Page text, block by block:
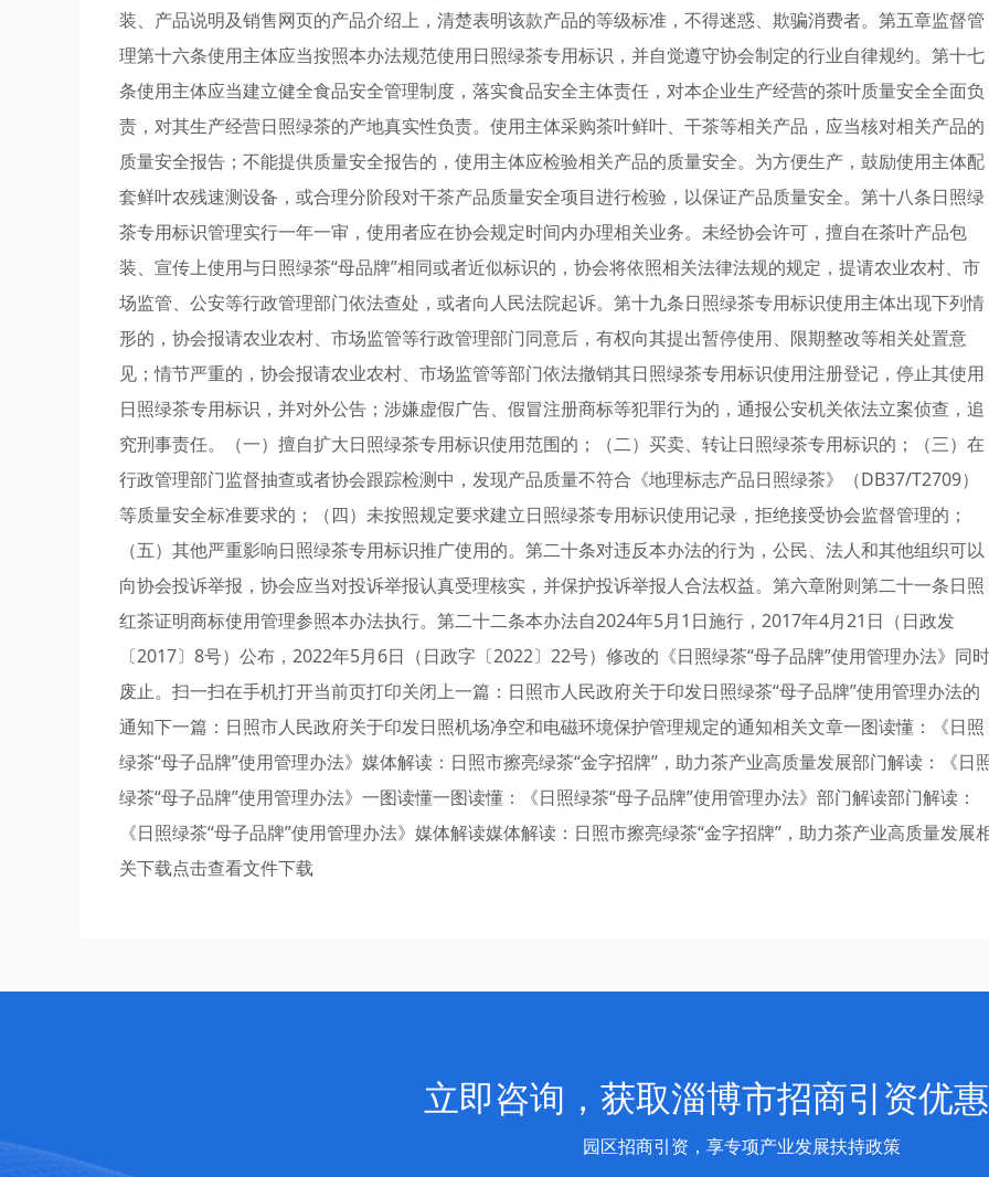
装、产品说明及销售网页的产品介绍上，清楚表明该款产品的等级标准，不得迷惑、欺骗消费者。第五章监督管
理第十六条使用主体应当按照本办法规范使用日照绿茶专用标识，并自觉遵守协会制定的行业自律规约。第十七
条使用主体应当建立健全食品安全管理制度，落实食品安全主体责任，对本企业生产经营的茶叶质量安全全面负
责，对其生产经营日照绿茶的产地真实性负责。使用主体采购茶叶鲜叶、干茶等相关产品，应当核对相关产品的
质量安全报告；不能提供质量安全报告的，使用主体应检验相关产品的质量安全。为方便生产，鼓励使用主体配
套鲜叶农残速测设备，或合理分阶段对干茶产品质量安全项目进行检验，以保证产品质量安全。第十八条日照绿
茶专用标识管理实行一年一审，使用者应在协会规定时间内办理相关业务。未经协会许可，擅自在茶叶产品包
装、宣传上使用与日照绿茶“母品牌”相同或者近似标识的，协会将依照相关法律法规的规定，提请农业农村、市
场监管、公安等行政管理部门依法查处，或者向人民法院起诉。第十九条日照绿茶专用标识使用主体出现下列情
形的，协会报请农业农村、市场监管等行政管理部门同意后，有权向其提出暂停使用、限期整改等相关处置意
见；情节严重的，协会报请农业农村、市场监管等部门依法撤销其日照绿茶专用标识使用注册登记，停止其使用
日照绿茶专用标识，并对外公告；涉嫌虚假广告、假冒注册商标等犯罪行为的，通报公安机关依法立案侦查，追
究刑事责任。（一）擅自扩大日照绿茶专用标识使用范围的；（二）买卖、转让日照绿茶专用标识的；（三）在
行政管理部门监督抽查或者协会跟踪检测中，发现产品质量不符合《地理标志产品日照绿茶》（DB37/T2709）
等质量安全标准要求的；（四）未按照规定要求建立日照绿茶专用标识使用记录，拒绝接受协会监督管理的；
（五）其他严重影响日照绿茶专用标识推广使用的。第二十条对违反本办法的行为，公民、法人和其他组织可以
向协会投诉举报，协会应当对投诉举报认真受理核实，并保护投诉举报人合法权益。第六章附则第二十一条日照
红茶证明商标使用管理参照本办法执行。第二十二条本办法自2024年5月1日施行，2017年4月21日（日政发
〔2017〕8号）公布，2022年5月6日（日政字〔2022〕22号）修改的《日照绿茶“母子品牌”使用管理办法》同时
废止。扫一扫在手机打开当前页打印关闭上一篇：日照市人民政府关于印发日照绿茶“母子品牌”使用管理办法的
通知下一篇：日照市人民政府关于印发日照机场净空和电磁环境保护管理规定的通知相关文章一图读懂：《日照
绿茶“母子品牌”使用管理办法》媒体解读：日照市擦亮绿茶“金字招牌”，助力茶产业高质量发展部门解读：《日
绿茶“母子品牌”使用管理办法》一图读懂一图读懂：《日照绿茶“母子品牌”使用管理办法》部门解读部门解读：
《日照绿茶“母子品牌”使用管理办法》媒体解读媒体解读：日照市擦亮绿茶“金字招牌”，助力茶产业高质量发展
关下载点击查看文件下载
立即咨询，获取淄博市招商引资优
园区招商引资，享专项产业发展扶持政策